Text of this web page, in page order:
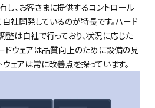
し、お客さまに提供するコントロール
社開発しているのが特長です。ハード
整は自社で行っており、状況に応じた
ドウェアは品質向上のために設備の見
ウェアは常に改善点を探っています。